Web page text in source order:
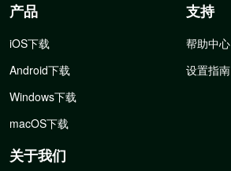
产品
iOS下载
Android下载
Windows下载
macOS下载
支持
帮助中心
设置指南
关于我们